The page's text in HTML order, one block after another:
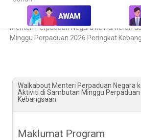
Laman Utama Kalendar Aktiviti &
Menteri Perpaduan Negara ke Pameran
Minggu Perpaduan 2026 Peringkat
Walkabout Menteri Perpaduan Negara
Aktiviti di Sambutan Minggu
Kebangsaan
Maklumat Program